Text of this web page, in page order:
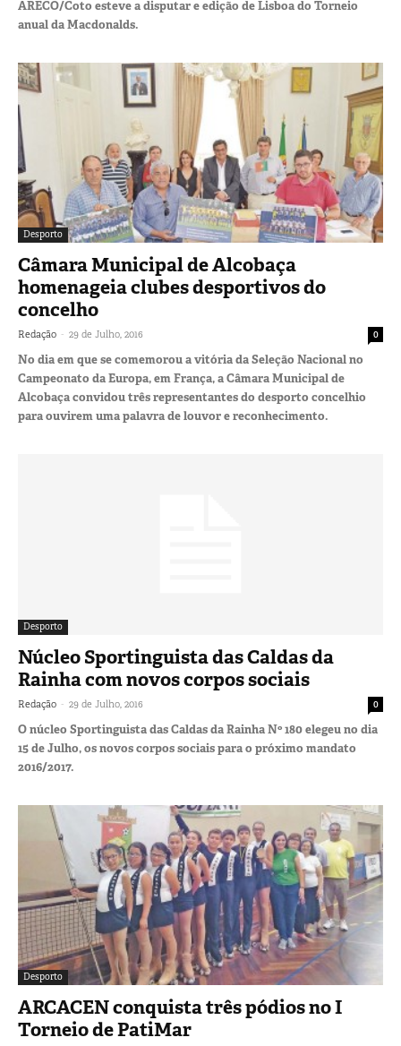
ARECO/Coto esteve a disputar e edição de Lisboa do Torneio
anual da Macdonalds.
Desporto
Câmara Municipal de Alcobaça
homenageia clubes desportivos do
concelho
Redação - 29 de Julho, 2016 0
No dia em que se comemorou a vitória da Seleção Nacional no
Campeonato da Europa, em França, a Câmara Municipal de
Alcobaça convidou três representantes do desporto concelhio
para ouvirem uma palavra de louvor e reconhecimento.
Desporto
Núcleo Sportinguista das Caldas da
Rainha com novos corpos sociais
Redação - 29 de Julho, 2016 0
O núcleo Sportinguista das Caldas da Rainha Nº 180 elegeu no dia
15 de Julho, os novos corpos sociais para o próximo mandato
2016/2017.
Desporto
ARCACEN conquista três pódios no I
Torneio de PatiMar